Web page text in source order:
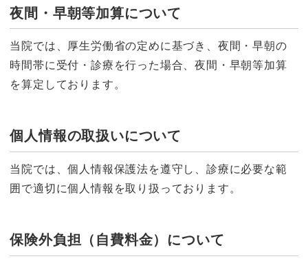
夜間・早朝等加算について
当院では、厚生労働省の定めに基づき、夜間・早朝の
時間帯に受付・診療を行った場合、夜間・早朝等加算
を算定しております。
個人情報の取扱いについて
当院では、個人情報保護法を遵守し、診療に必要な範
囲で適切に個人情報を取り扱っております。
保険外負担（自費料金）について